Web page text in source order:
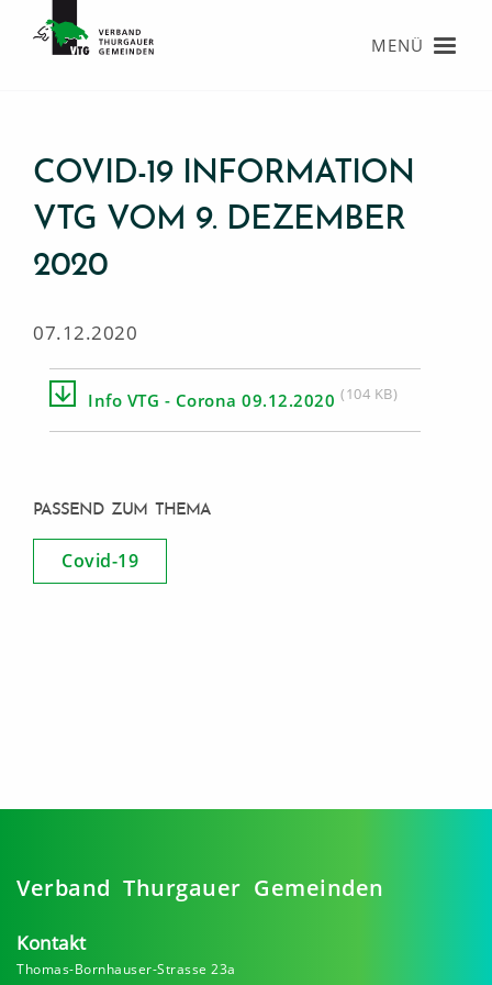
MENÜ
COVID-19 INFORMATION
VTG VOM 9. DEZEMBER
2020
07.12.2020
Info VTG - Corona 09.12.2020 (104 KB)
PASSEND ZUM THEMA
Covid-19
Verband Thurgauer Gemeinden
Kontakt
Thomas-Bornhauser-Strasse 23a